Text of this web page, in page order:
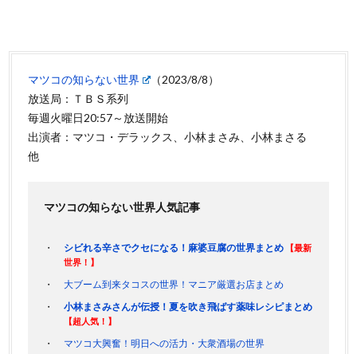
マツコの知らない世界
（2023/8/8）
放送局：ＴＢＳ系列
毎週火曜日20:57～放送開始
出演者：マツコ・デラックス、小林まさみ、小林まさる
他
マツコの知らない世界人気記事
シビれる辛さでクセになる！麻婆豆腐の世界まとめ
【最新
世界！】
大ブーム到来タコスの世界！マニア厳選お店まとめ
小林まさみさんが伝授！夏を吹き飛ばす薬味レシピまとめ
【超人気！】
マツコ大興奮！明日への活力・大衆酒場の世界